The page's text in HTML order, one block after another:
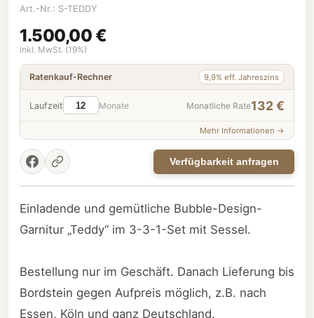
Art.-Nr.: S-TEDDY
1.500,00 €
inkl. MwSt. (19%)
Ratenkauf-Rechner 9,9% eff. Jahreszins
Laufzeit Monate Monatliche Rate132 €
Mehr Informationen →
Verfügbarkeit anfragen
Einladende und gemütliche Bubble-Design-
Garnitur „Teddy“ im 3-3-1-Set mit Sessel.
Bestellung nur im Geschäft. Danach Lieferung bis
Bordstein gegen Aufpreis möglich, z.B. nach
Essen, Köln und ganz Deutschland.